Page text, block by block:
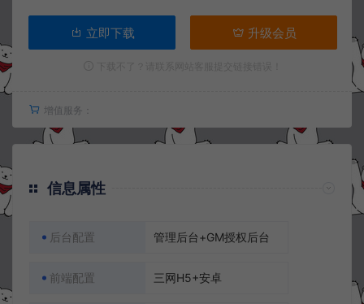
立即下载 升级会员
增值服务：
信息属性
后台配置 管理后台+GM授权后台
前端配置 三网H5+安卓